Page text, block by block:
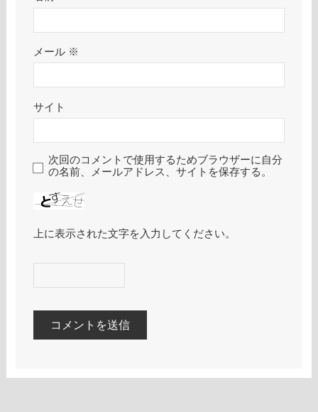
メール ※
サイト
次回のコメントで使用するためブラウザーに自分
の名前、メールアドレス、サイトを保存する。
上に表示された文字を入力してください。